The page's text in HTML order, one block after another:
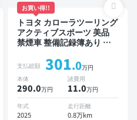
お買い得!!
トヨタ カローラツーリング
アクティブスポーツ 美品
禁煙車 整備記録簿あり デ
ビキットあり TV ブライン
ドスポットモニター オート
クルーズ スマートキー
ETC バックモニター ドラ
イブレコーダー 衝突軽減
支払総額 301.0万円
本体
290.0万円
諸費用
11.0万円
年式
2025
走行距離
0.8万km